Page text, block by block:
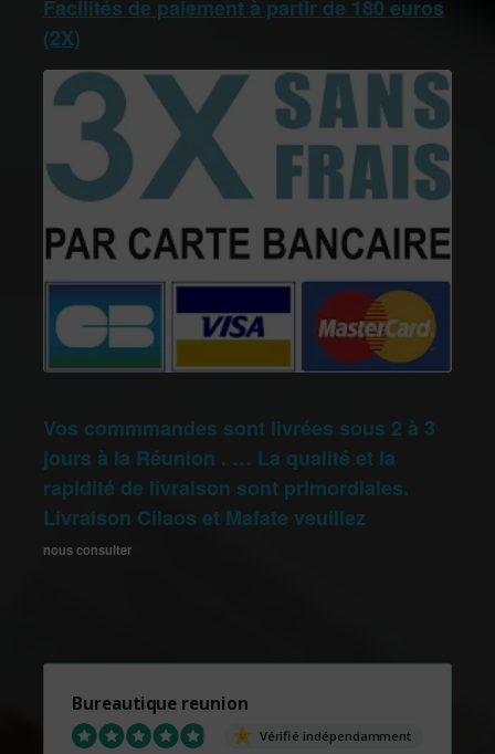
Facilités de paiement à partir de 180 euros
(2X)
Vos commmandes sont livrées sous 2 à 3
jours à la Réunion . … La qualité et la
rapidité de livraison sont primordiales.
Livraison Cilaos et Mafate veuillez
nous consulter
Bureautique reunion
Vérifié indépendamment